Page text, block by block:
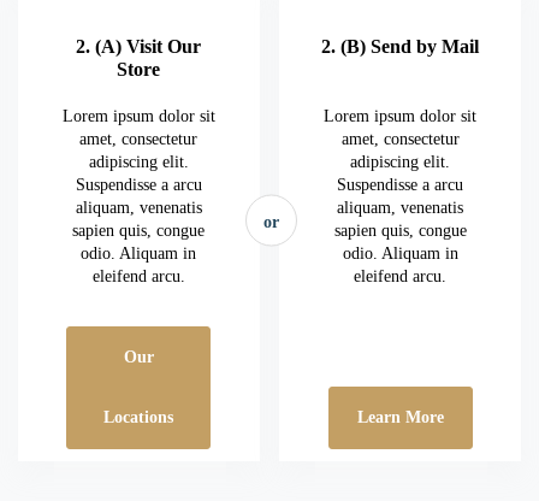
or
2. (A) Visit Our
Store
Lorem ipsum dolor sit
amet, consectetur
adipiscing elit.
Suspendisse a arcu
aliquam, venenatis
sapien quis, congue
odio. Aliquam in
eleifend arcu.
Our
Locations
2. (B) Send by Mail
Lorem ipsum dolor sit
amet, consectetur
adipiscing elit.
Suspendisse a arcu
aliquam, venenatis
sapien quis, congue
odio. Aliquam in
eleifend arcu.
Learn More